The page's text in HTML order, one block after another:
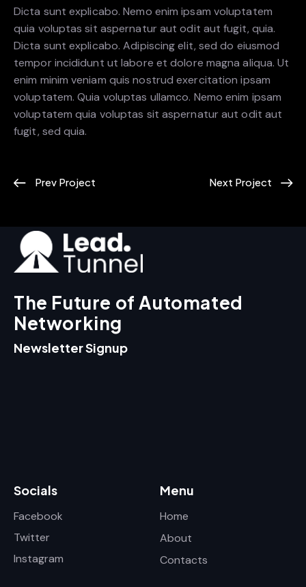
Dicta sunt explicabo. Nemo enim ipsam voluptatem
quia voluptas sit aspernatur aut odit aut fugit, quia.
Dicta sunt explicabo. Adipiscing elit, sed do eiusmod
tempor incididunt ut labore et dolore magna aliqua. Ut
enim minim veniam quis nostrud exercitation ipsam
voluptatem. Quia voluptas ullamco. Nemo enim ipsam
voluptatem quia voluptas sit aspernatur aut odit aut
fugit, sed quia.
Prev Project Next Project
The Future of Automated
Networking
Newsletter Signup
Socials
Facebook
Twitter
Instagram
Menu
Home
About
Contacts